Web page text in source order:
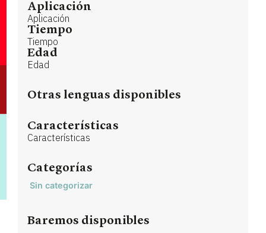
Aplicación
Aplicación
Tiempo
Tiempo
Edad
Edad
Otras lenguas disponibles
Características
Características
Categorías
Sin categorizar
Baremos disponibles